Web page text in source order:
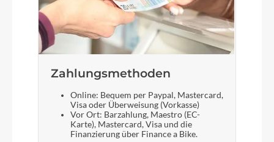
Zahlungsmethoden
Online: Bequem per Paypal, Mastercard,
Visa oder Überweisung (Vorkasse)
Vor Ort: Barzahlung, Maestro (EC-
Karte), Mastercard, Visa und die
Finanzierung über Finance a Bike.